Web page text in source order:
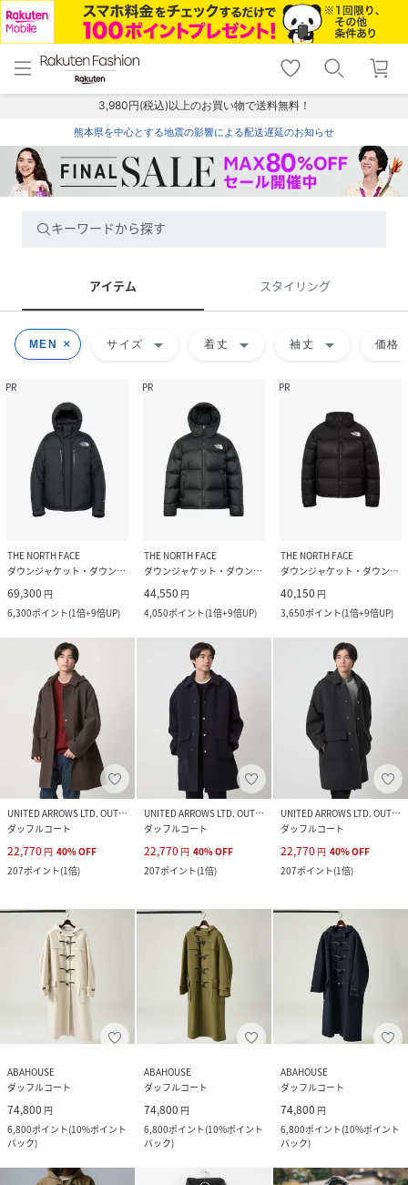
menu home
トップ
shopping_cart lock_outline
ログイン
3,980円(税込)以上のお買い物で送料無料！
熊本県を中心とする地震の影響による配送遅延のお知らせ
キーワードから探す
アイテム スタイリング
MEN サイズ arrow_drop_down 着丈 arrow_drop_down 袖丈 arrow_drop_down 価格
PR
THE NORTH FACE
ダウンジャケット・ダウンベスト
69,300 円
6,300ポイント(1倍+9倍UP)
PR
THE NORTH FACE
ダウンジャケット・ダウンベスト
44,550 円
4,050ポイント(1倍+9倍UP)
PR
THE NORTH FACE
ダウンジャケット・ダウンベスト
40,150 円
3,650ポイント(1倍+9倍UP)
UNITED ARROWS LTD. OUTLET
ダッフルコート
22,770 円 40%OFF
207ポイント(1倍)
UNITED ARROWS LTD. OUTLET
ダッフルコート
22,770 円 40%OFF
207ポイント(1倍)
UNITED ARROWS LTD. OUTLET
ダッフルコート
22,770 円 40%OFF
207ポイント(1倍)
ABAHOUSE
ダッフルコート
74,800 円
6,800ポイント(10%ポイント
バック)
ABAHOUSE
ダッフルコート
74,800 円
6,800ポイント(10%ポイント
バック)
ABAHOUSE
ダッフルコート
74,800 円
6,800ポイント(10%ポイント
バック)